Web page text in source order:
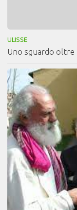
ULISSE
Uno sguardo oltre